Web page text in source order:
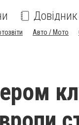
Довідник
Авто / Мото